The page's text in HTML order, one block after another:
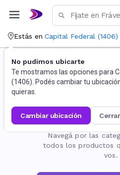
Estás en Capital Federal (1406)
No pudimos ubicarte
Te mostramos las opciones para
(1406). Podés cambiar tu
quieras.
cambiar ubicación cerrar
La página
Navegá por las
todos los productos
vos.